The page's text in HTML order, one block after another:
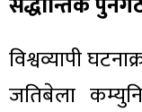
विश्वव्यापी
जतिबेला